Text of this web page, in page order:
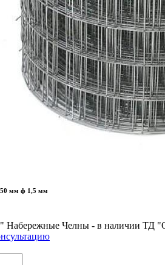
мм ф 1,5 мм
Набережные Челны - в наличии ТД